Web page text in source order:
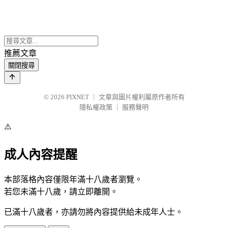
推薦文章
關閉搜尋
© 2026 PIXNET
文章與圖片權利屬原作者所有
隱私權政策
服務聲明
⚠️
成人內容提醒
本部落格內容僅限年滿十八歲者瀏覽。
若您未滿十八歲，請立即離開。
已滿十八歲者，亦請勿將內容提供給未成年人士。